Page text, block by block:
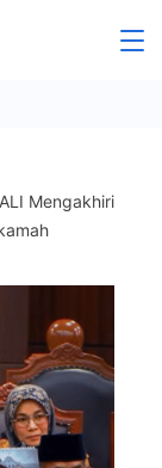
Mengakhiri